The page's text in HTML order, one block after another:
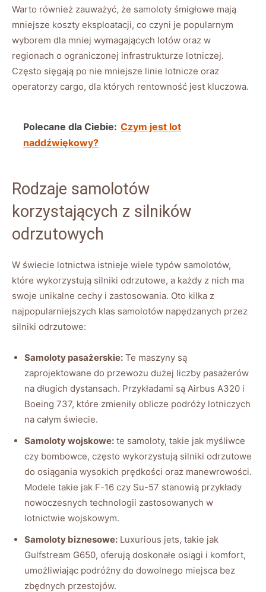
Warto również zauważyć, że⁤ samoloty śmigłowe ‌mają
‍mniejsze koszty eksploatacji, co czyni ⁤je popularnym​
wyborem dla‌ mniej wymagających lotów oraz w
regionach o ograniczonej infrastrukturze lotniczej.
Często sięgają ⁣po nie mniejsze ​linie lotnicze oraz
operatorzy cargo, dla ‌których rentowność jest⁢ kluczowa.
Polecane dla Ciebie: Czym jest lot
naddźwiękowy?
Rodzaje⁢ samolotów
korzystających z silników​
odrzutowych
W świecie lotnictwa istnieje wiele typów samolotów,
⁤które ⁢wykorzystują ​silniki odrzutowe, ‌a każdy z nich ma
swoje unikalne cechy i ⁤zastosowania. Oto kilka ‍z‍
najpopularniejszych klas samolotów napędzanych​ przez‍
silniki odrzutowe:
Samoloty ‍pasażerskie: Te maszyny są
zaprojektowane do przewozu dużej liczby pasażerów ​
na długich dystansach. Przykładami są Airbus A320 i
Boeing 737, ‍które​ zmieniły oblicze podróży lotniczych
na całym świecie.
Samoloty wojskowe: te‍ samoloty,⁤ takie ⁢jak ⁢myśliwce
czy ⁤bombowce, często wykorzystują silniki odrzutowe
do osiągania wysokich prędkości oraz ‍manewrowości.
Modele takie jak ‍F-16 czy Su-57 stanowią przykłady
nowoczesnych⁢ technologii zastosowanych w
lotnictwie wojskowym.
Samoloty biznesowe: Luxurious jets, takie jak
Gulfstream G650, ⁢oferują‌ doskonałe osiągi i⁢ komfort,​
umożliwiając podróżny do dowolnego miejsca bez
zbędnych przestojów.